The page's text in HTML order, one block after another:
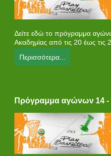
Δείτε εδώ το πρόγραμμα
Ακαδημίας από τις 20 έως τις
Περισσότερα...
Πρόγραμμα αγώνων 14 -